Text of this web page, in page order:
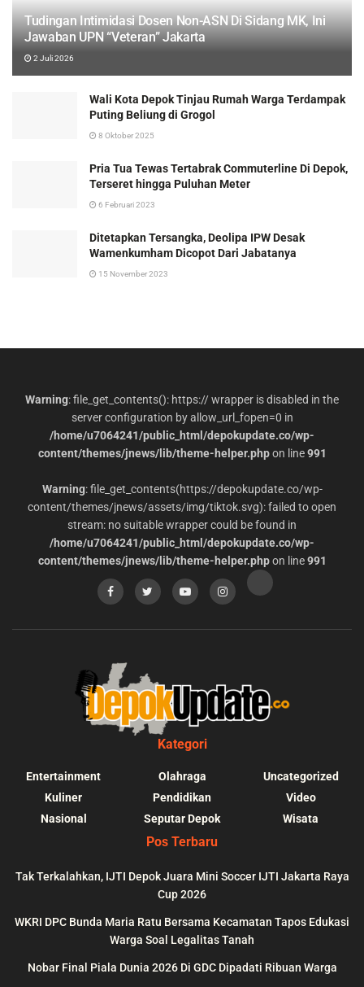
Tudingan Intimidasi Dosen Non-ASN Di Sidang MK, Ini
Jawaban UPN “Veteran” Jakarta
2 Juli 2026
Wali Kota Depok Tinjau Rumah Warga Terdampak
Puting Beliung di Grogol
8 Oktober 2025
Pria Tua Tewas Tertabrak Commuterline Di Depok,
Terseret hingga Puluhan Meter
6 Februari 2023
Ditetapkan Tersangka, Deolipa IPW Desak
Wamenkumham Dicopot Dari Jabatanya
15 November 2023
Warning: file_get_contents(): https:// wrapper is disabled in the
server configuration by allow_url_fopen=0 in
/home/u7064241/public_html/depokupdate.co/wp-
content/themes/jnews/lib/theme-helper.phpon line991
Warning: file_get_contents(https://depokupdate.co/wp-
content/themes/jnews/assets/img/tiktok.svg): failed to open
stream: no suitable wrapper could be found in
/home/u7064241/public_html/depokupdate.co/wp-
content/themes/jnews/lib/theme-helper.phpon line991
Kategori
Entertainment
Kuliner
Nasional
Olahraga
Pendidikan
Seputar Depok
Uncategorized
Video
Wisata
Pos Terbaru
Tak Terkalahkan, IJTI Depok Juara Mini Soccer IJTI Jakarta Raya
Cup 2026
WKRI DPC Bunda Maria Ratu Bersama Kecamatan Tapos Edukasi
Warga Soal Legalitas Tanah
Nobar Final Piala Dunia 2026 Di GDC Dipadati Ribuan Warga
depokupdate.co/wp-
line
:
content/themes/
could be found in